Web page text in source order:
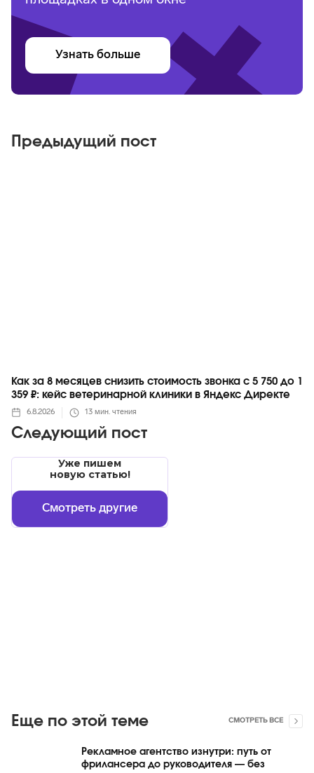
Узнать больше
Предыдущий пост
Следующий пост
Как за 8 месяцев снизить стоимость звонка с 5 750 до 1
359 ₽: кейс ветеринарной клиники в Яндекс Директе
6.8.2026 13 мин. чтения
Уже пишем
новую статью!
Смотреть другие
Еще по этой теме СМОТРЕТЬ ВСЕ
Рекламное агентство изнутри: путь от
фрилансера до руководителя — без